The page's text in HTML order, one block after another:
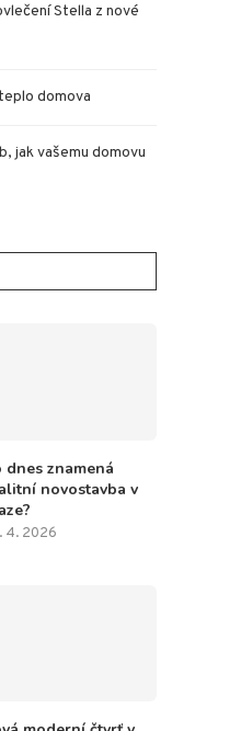
Stella z nové
domova
jak vašemu domovu
dnes znamená
novostavba v
4. 2026